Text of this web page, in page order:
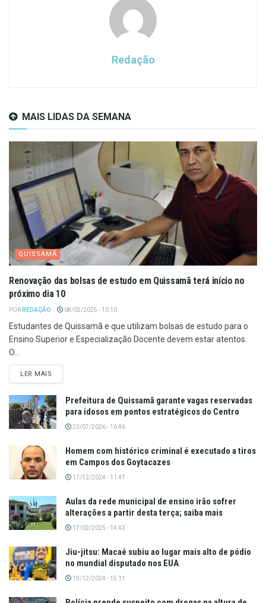
Redação
MAIS LIDAS DA SEMANA
QUISSAMÃ
Renovação das bolsas de estudo em Quissamã terá início no
próximo dia 10
POR REDAÇÃO 08/02/2025 - 10:10
Estudantes de Quissamã e que utilizam bolsas de estudo para o
Ensino Superior e Especialização Docente devem estar atentos.
O...
LER MAIS
Prefeitura de Quissamã garante vagas reservadas
para idosos em pontos estratégicos do Centro
23/07/2026 - 16:46
Homem com histórico criminal é executado a tiros
em Campos dos Goytacazes
17/12/2024 - 11:47
Aulas da rede municipal de ensino irão sofrer
alterações a partir desta terça; saiba mais
17/02/2025 - 14:43
Jiu-jitsu: Macaé subiu ao lugar mais alto de pódio
no mundial disputado nos EUA
19/12/2024 - 15:11